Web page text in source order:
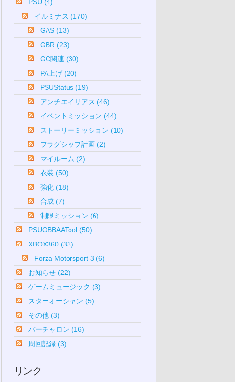
PSU (4)
イルミナス (170)
GAS (13)
GBR (23)
GC関連 (30)
PA上げ (20)
PSUStatus (19)
アンチエイリアス (46)
イベントミッション (44)
ストーリーミッション (10)
フラグシップ計画 (2)
マイルーム (2)
衣装 (50)
強化 (18)
合成 (7)
制限ミッション (6)
PSUOBBAATool (50)
XBOX360 (33)
Forza Motorsport 3 (6)
お知らせ (22)
ゲームミュージック (3)
スターオーシャン (5)
その他 (3)
バーチャロン (16)
周回記録 (3)
リンク